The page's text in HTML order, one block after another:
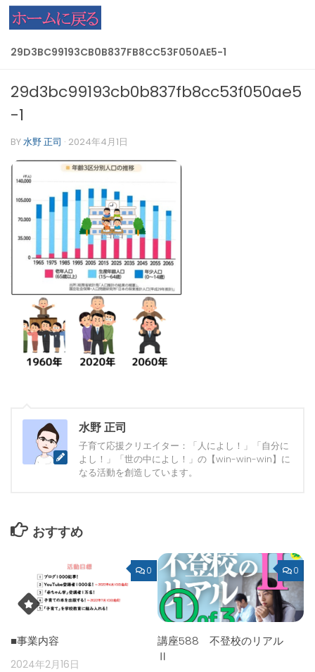
コンテンツへスキップ
29D3BC99193CB0B837FB8CC53F050AE5-1
29d3bc99193cb0b837fb8cc53f050ae5
-1
BY水野 正司 · 2024年4月1日
水野 正司
子育て応援クリエイター：「人によし！」「自分に
よし！」「世の中によし！」の【win-win-win】に
なる活動を創造しています。
おすすめ
0
■事業内容
2024年2月16日
0
講座588 不登校のリアル
Ⅱ